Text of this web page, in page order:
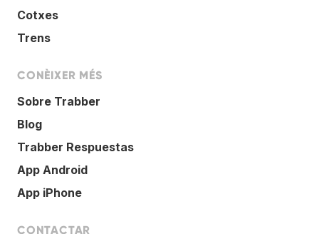
Cotxes
Trens
CONÈIXER MÉS
Sobre Trabber
Blog
Trabber Respuestas
App Android
App iPhone
CONTACTAR